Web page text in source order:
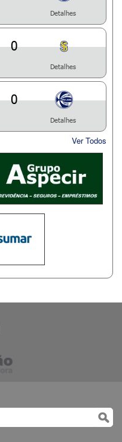
Detalhes
0
Detalhes
0
Detalhes
Ver Todos